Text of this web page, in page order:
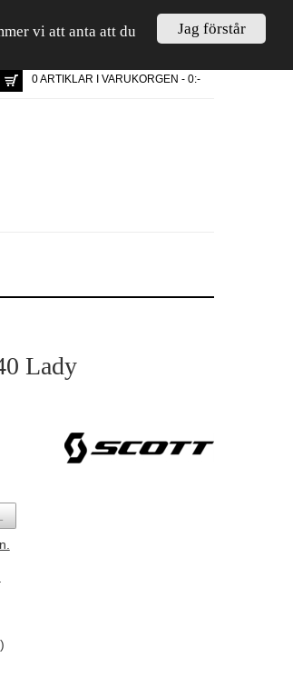
Jag förstår
vi att anta att du
0 ARTIKLAR I VARUKORGEN - 0:-
Lady